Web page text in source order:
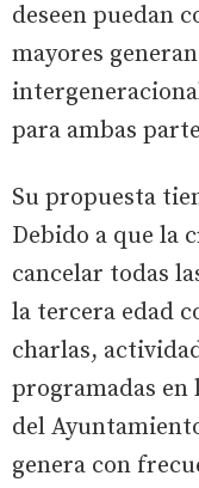
deseen puedan
mayores
para ambas
Su propuesta
Debido a que la
cancelar todas
la tercera edad
charlas,
programadas en
del
genera con